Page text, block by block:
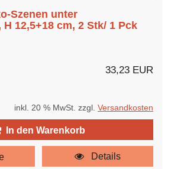
Szenen unter
12,5+18 cm, 2 Stk/ 1 Pck
33,23 EUR
inkl. 20 % MwSt. zzgl. Versandkosten
In den Warenkorb
Details